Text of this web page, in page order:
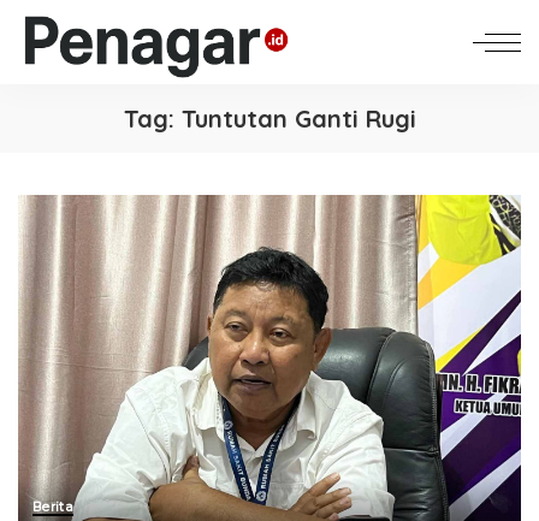
Tag: Tuntutan Ganti Rugi
Berita